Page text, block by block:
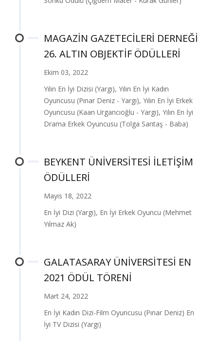
MAGAZİN GAZETECİLERİ DERNEĞİ
26. ALTIN OBJEKTİF ÖDÜLLERİ
Ekim 03, 2022
Yılın En İyi Dizisi (Yargı), Yılın En İyi Kadın
Oyuncusu (Pınar Deniz - Yargı), Yılın En İyi Erkek
Oyuncusu (Kaan Urgancıoğlu - Yargı), Yılın En İyi
Drama Erkek Oyuncusu (Tolga Sarıtaş - Baba)
BEYKENT ÜNİVERSİTESİ İLETİŞİM
ÖDÜLLERİ
Mayıs 18, 2022
En İyi Dizi (Yargı), En İyi Erkek Oyuncu (Mehmet
Yılmaz Ak)
GALATASARAY ÜNİVERSİTESİ EN
2021 ÖDÜL TÖRENİ
Mart 24, 2022
En İyi Kadın Dizi-Film Oyuncusu (Pınar Deniz) En
İyi TV Dizisi (Yargı)